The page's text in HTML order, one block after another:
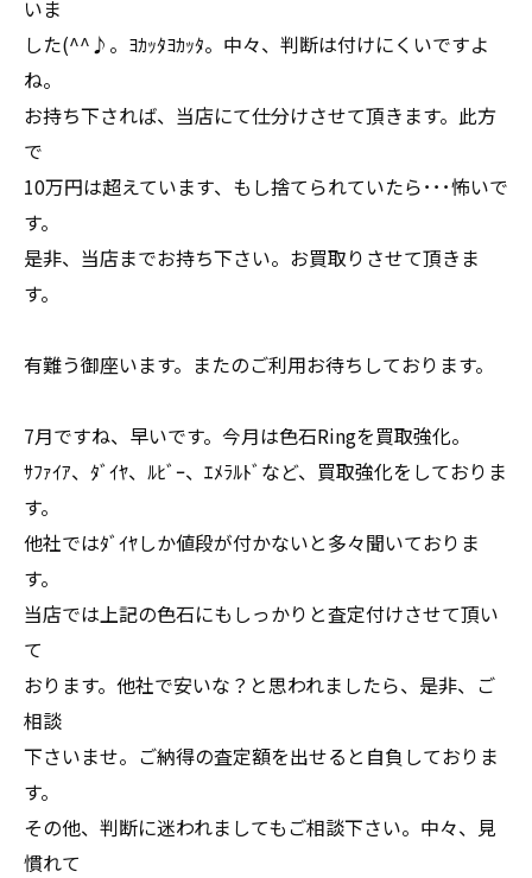
いま
した(^^♪。ﾖｶｯﾀﾖｶｯﾀ。中々、判断は付けにくいですよ
ね。
お持ち下されば、当店にて仕分けさせて頂きます。此方
で
10万円は超えています、もし捨てられていたら･･･怖いで
す。
是非、当店までお持ち下さい。お買取りさせて頂きま
す。
有難う御座います。またのご利用お待ちしております。
7月ですね、早いです。今月は色石Ringを買取強化。
ｻﾌｧｲｱ、ﾀﾞｲﾔ、ﾙﾋﾞｰ、ｴﾒﾗﾙﾄﾞなど、買取強化をしておりま
す。
他社ではﾀﾞｲﾔしか値段が付かないと多々聞いておりま
す。
当店では上記の色石にもしっかりと査定付けさせて頂い
て
おります。他社で安いな？と思われましたら、是非、ご
相談
下さいませ。ご納得の査定額を出せると自負しておりま
す。
その他、判断に迷われましてもご相談下さい。中々、見
慣れて